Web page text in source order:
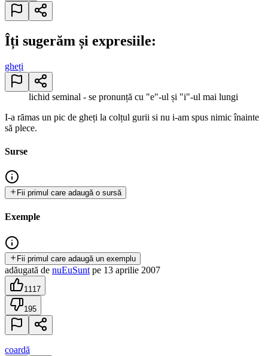
Îți sugerăm și expresiile:
gheți
lichid seminal - se pronunță cu "e"-ul și "i"-ul mai lungi
I-a rămas un pic de gheți la colțul gurii si nu i-am spus nimic înainte
să plece.
Surse
Fii primul care adaugă o sursă
Exemple
Fii primul care adaugă un exemplu
adăugată de nuEuSunt pe 13 aprilie 2007
1117
195
coardă